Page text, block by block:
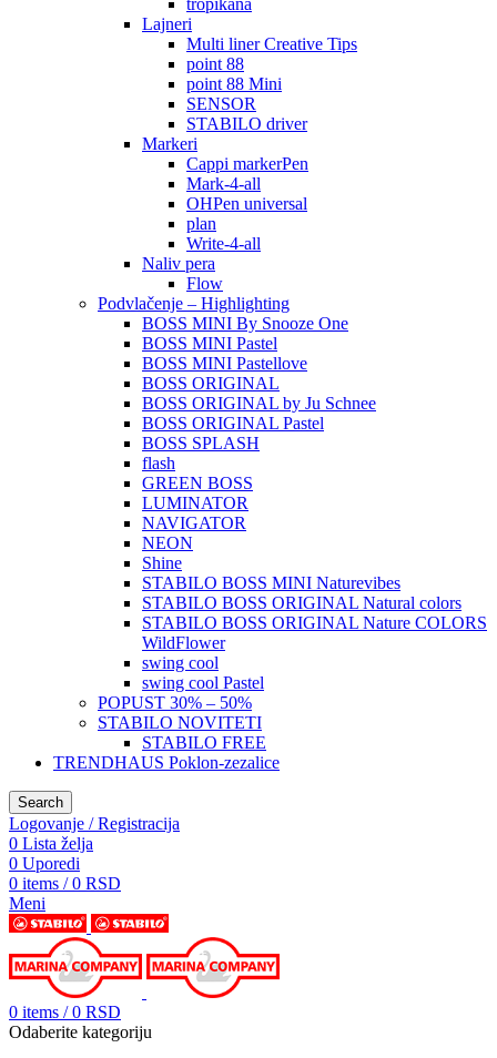
tropikana
Lajneri
Multi liner Creative Tips
point 88
point 88 Mini
SENSOR
STABILO driver
Markeri
Cappi markerPen
Mark-4-all
OHPen universal
plan
Write-4-all
Naliv pera
Flow
Podvlačenje – Highlighting
BOSS MINI By Snooze One
BOSS MINI Pastel
BOSS MINI Pastellove
BOSS ORIGINAL
BOSS ORIGINAL by Ju Schnee
BOSS ORIGINAL Pastel
BOSS SPLASH
flash
GREEN BOSS
LUMINATOR
NAVIGATOR
NEON
Shine
STABILO BOSS MINI Naturevibes
STABILO BOSS ORIGINAL Natural colors
STABILO BOSS ORIGINAL Nature COLORS
WildFlower
swing cool
swing cool Pastel
POPUST 30% – 50%
STABILO NOVITETI
STABILO FREE
TRENDHAUS Poklon-zezalice
Search
Logovanje / Registracija
0 Lista želja
0 Uporedi
0 items / 0 RSD
Meni
0 items / 0 RSD
Odaberite kategoriju